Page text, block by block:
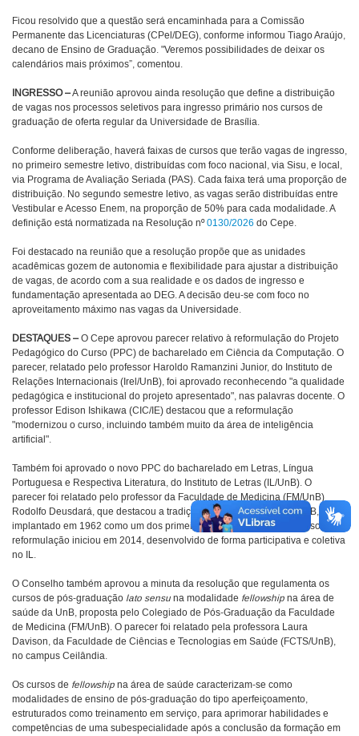
Ficou resolvido que a questão será encaminhada para a Comissão
Permanente das Licenciaturas (CPel/DEG), conforme informou Tiago Araújo,
decano de Ensino de Graduação. "Veremos possibilidades de deixar os
calendários mais próximos”, comentou.
INGRESSO –A reunião aprovou ainda resolução que define a distribuição
de vagas nos processos seletivos para ingresso primário nos cursos de
graduação de oferta regular da Universidade de Brasília.
Conforme deliberação, haverá faixas de cursos que terão vagas de ingresso,
no primeiro semestre letivo, distribuídas com foco nacional, via Sisu, e local,
via Programa de Avaliação Seriada (PAS). Cada faixa terá uma proporção de
distribuição. No segundo semestre letivo, as vagas serão distribuídas entre
Vestibular e Acesso Enem, na proporção de 50% para cada modalidade. A
definição está normatizada na Resolução nº0130/2026 do Cepe.
Foi destacado na reunião que a resolução propõe que as unidades
acadêmicas gozem de autonomia e flexibilidade para ajustar a distribuição
de vagas, de acordo com a sua realidade e os dados de ingresso e
fundamentação apresentada ao DEG. A decisão deu-se com foco no
aproveitamento máximo nas vagas da Universidade.
DESTAQUES –O Cepe aprovou parecer relativo à reformulação do Projeto
Pedagógico do Curso (PPC) de bacharelado em Ciência da Computação. O
parecer, relatado pelo professor Haroldo Ramanzini Junior, do Instituto de
Relações Internacionais (Irel/UnB), foi aprovado reconhecendo "a qualidade
pedagógica e institucional do projeto apresentado", nas palavras docente. O
professor Edison Ishikawa (CIC/IE) destacou que a reformulação
"modernizou o curso, incluindo também muito da área de inteligência
artificial".
Também foi aprovado o novo PPC do bacharelado em Letras, Língua
Portuguesa e Respectiva Literatura, do Instituto de Letras (IL/UnB). O
parecer foi relatado pelo professor da Faculdade de Medicina (FM/UnB)
Rodolfo Deusdará, que destacou a tradição histórica do curso na UnB,
implantado em 1962 como um dos primeiros da instituição. O processo de
reformulação iniciou em 2014, desenvolvido de forma participativa e coletiva
no IL.
O Conselho também aprovou a minuta da resolução que regulamenta os
cursos de pós-graduação lato sensu na modalidade fellowship na área de
saúde da UnB, proposta pelo Colegiado de Pós-Graduação da Faculdade
de Medicina (FM/UnB). O parecer foi relatado pela professora Laura
Davison, da Faculdade de Ciências e Tecnologias em Saúde (FCTS/UnB),
no campus Ceilândia.
Os cursos de fellowship na área de saúde caracterizam-se como
modalidades de ensino de pós-graduação do tipo aperfeiçoamento,
estruturados como treinamento em serviço, para aprimorar habilidades e
competências de uma subespecialidade após a conclusão da formação em